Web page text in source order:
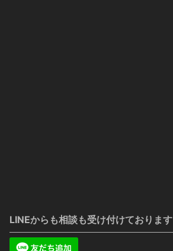
LINEからも相談も受け付けております